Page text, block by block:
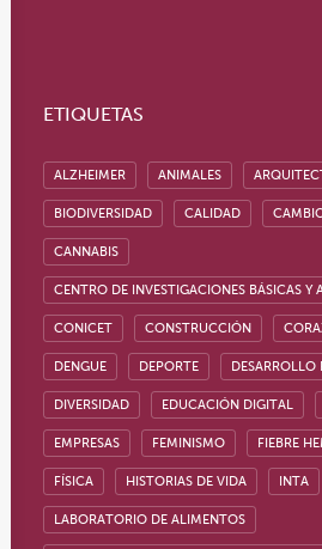
ETIQUETAS
ALZHEIMER ANIMALES
BIODIVERSIDAD CALIDAD
CANNABIS
CENTRO DE INVESTIGACIONES BÁSICAS Y
CONICET CONSTRUCCIÓN
DENGUE DEPORTE DESARROLLO
DIVERSIDAD EDUCACIÓN DIGITAL
EMPRESAS FEMINISMO FIEBRE
FÍSICA HISTORIAS DE VIDA INTA
LABORATORIO DE ALIMENTOS